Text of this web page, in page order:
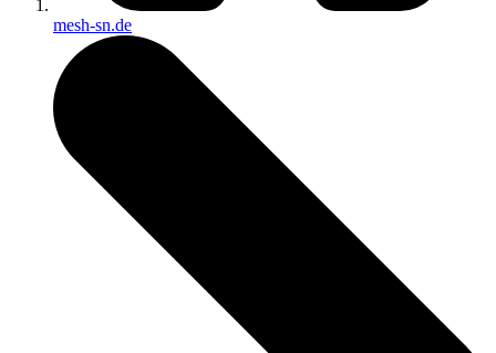
mesh-sn.de